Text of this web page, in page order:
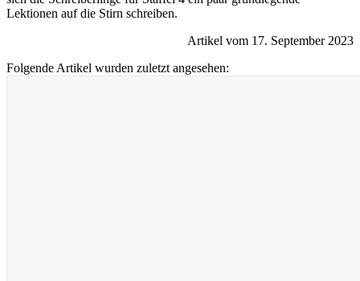
Lektionen auf die Stirn schreiben.
Artikel vom 17. September 2023
Folgende Artikel wurden zuletzt angesehen: